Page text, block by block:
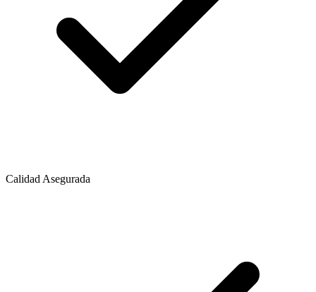
Calidad Asegurada